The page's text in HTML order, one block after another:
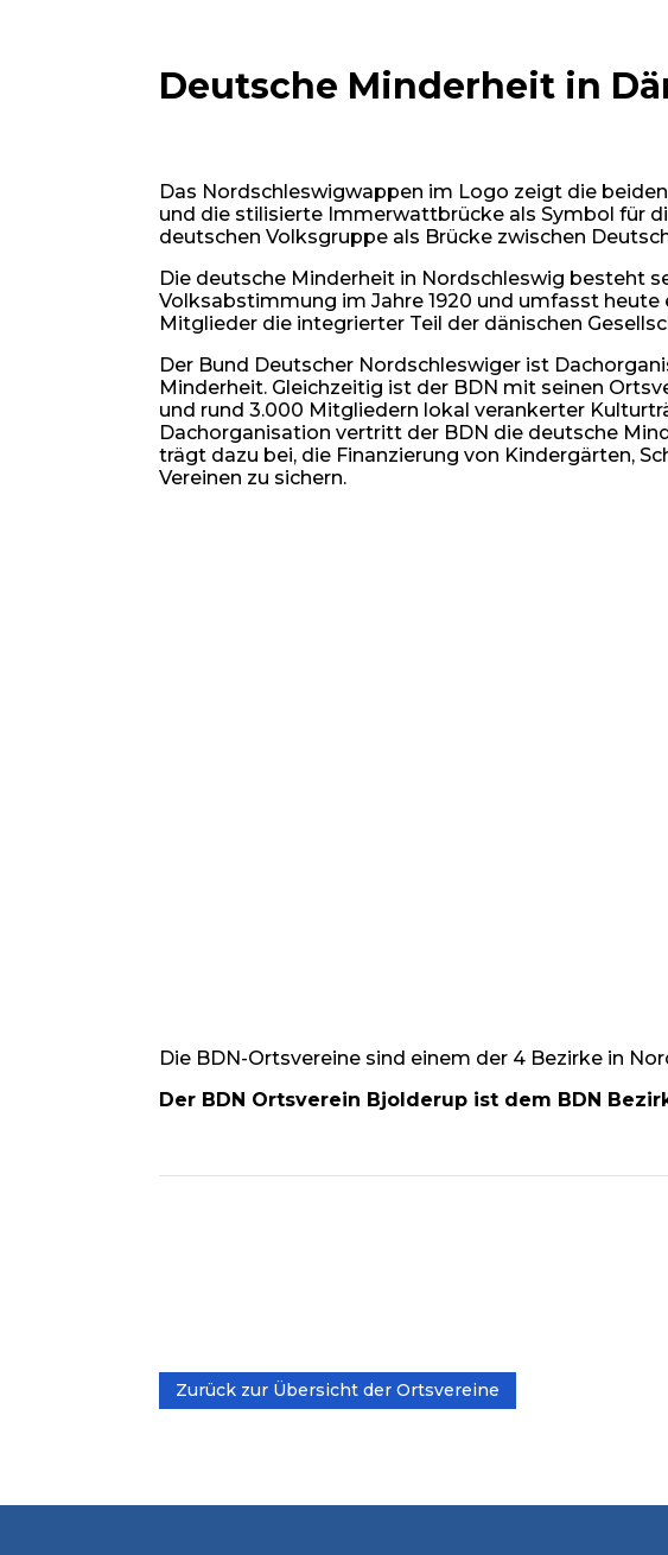
Deutsche Minderheit in
Das Nordschleswigwappen im Logo zeigt die
und die stilisierte Immerwattbrücke als Symbol für
deutschen Volksgruppe als Brücke zwischen
Die deutsche Minderheit in Nordschleswig besteht
Volksabstimmung im Jahre 1920 und umfasst heute
Mitglieder die integrierter Teil der dänischen
Der Bund Deutscher Nordschleswiger ist
Minderheit. Gleichzeitig ist der BDN mit seinen
und rund 3.000 Mitgliedern lokal verankerter
Dachorganisation vertritt der BDN die deutsche
trägt dazu bei, die Finanzierung von Kindergärten,
Vereinen zu sichern.
Die BDN-Ortsvereine sind einem der 4 Bezirke in
Der BDN Ortsverein Bjolderup ist dem BDN
Zurück zur Übersicht der Ortsvereine